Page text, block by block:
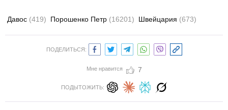
Давос (419) Порошенко Петр (16201) Швейцария (673)
ПОДЕЛИТЬСЯ:
Мне нравится 7
ПОДЫТОЖИТЬ: